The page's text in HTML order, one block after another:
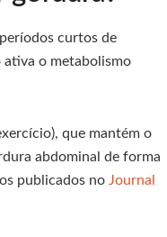
curtos de
ativa o metabolismo
que mantém o
abdominal de forma
publicados no Journal